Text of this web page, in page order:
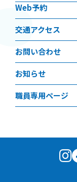
Web予約
交通アクセス
お問い合わせ
お知らせ
職員専用ページ